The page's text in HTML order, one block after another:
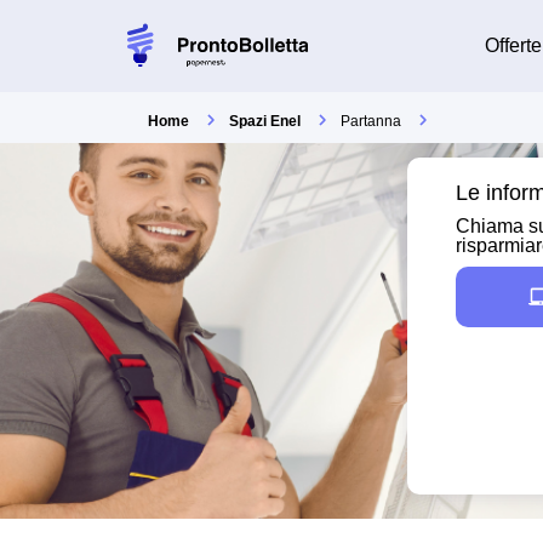
Offerte
Home Spazi Enel Partanna
Le
Chiama